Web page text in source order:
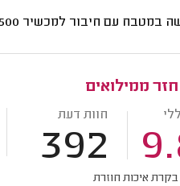
במטבח עם חיבור למכשיר 500 - 350
חזר ממילואים
חוות דעת
392
איכות חוזרת